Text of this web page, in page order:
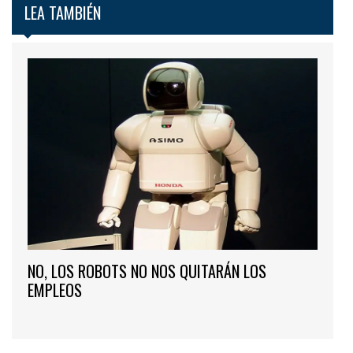
LEA TAMBIÉN
NO, LOS ROBOTS NO NOS QUITARÁN LOS
EMPLEOS